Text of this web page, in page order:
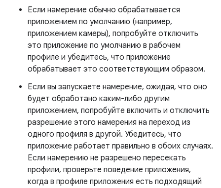
Если намерение обычно обрабатывается
приложением по умолчанию (например,
приложением камеры), попробуйте отключить
это приложение по умолчанию в рабочем
профиле и убедитесь, что приложение
обрабатывает это соответствующим образом.
Если вы запускаете намерение, ожидая, что оно
будет обработано каким-либо другим
приложением, попробуйте включить и отключить
разрешение этого намерения на переход из
одного профиля в другой. Убедитесь, что
приложение работает правильно в обоих случаях.
Если намерению не разрешено пересекать
профили, проверьте поведение приложения,
когда в профиле приложения есть подходящий